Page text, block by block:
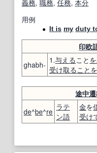
義務, 職務, 任務, 本分
用例
It is my duty
印欧
ghabh- 1.与える こと
受け取ること
途中
de^be^re ラテ
ン語
金を
受け